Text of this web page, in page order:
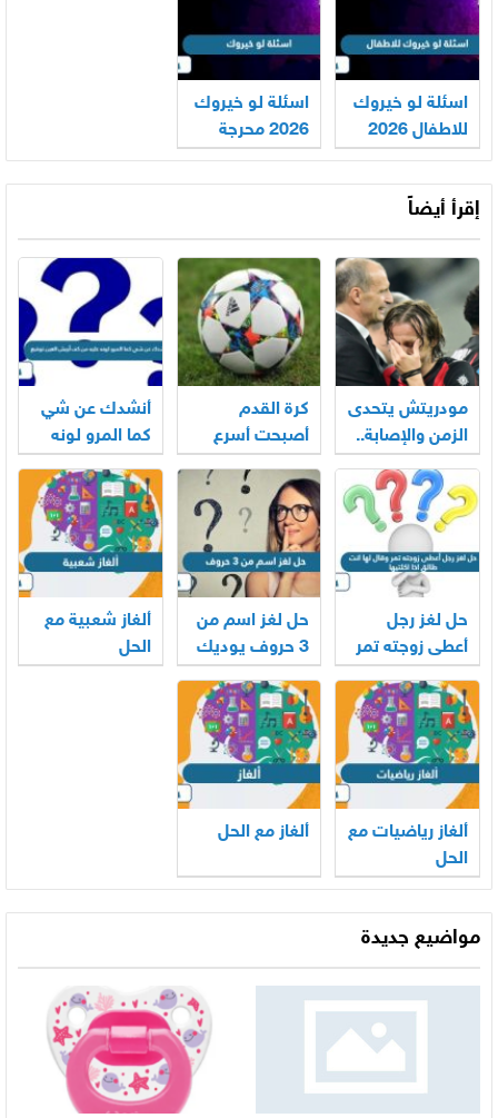
اسئلة لو خيروك
للاطفال 2026
اسئلة لو خيروك
2026 محرجة
جريئة صعبة
وقوية
إقرأ أيضاً
مودريتش يتحدى
الزمن والإصابة..
هل يكتب
الفصل الأخير
في أسطورته
المونديالية؟
كرة القدم
أصبحت أسرع
من أي وقتٍ
مضى، إليك
كيف تواكب كل
مباراة اليوم
أنشدك عن شي
كما المرو لونه
عليه من كف
أريش العين
توقيع
حل لغز رجل
أعطى زوجته تمر
وقال لها انت
طالق اذا اكلتيها
حل لغز اسم من
3 حروف يوديك
الى مكان
ألغاز شعبية مع
الحل
ألغاز رياضيات مع
الحل
ألغاز مع الحل
مواضيع جديدة